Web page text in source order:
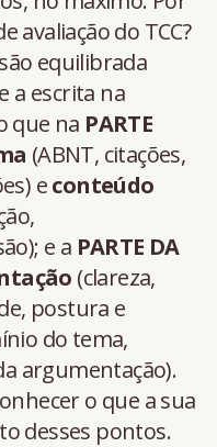
avaliação do TCC?
equilibrada
a escrita na
que na PARTE
(ABNT, citações,
econteúdo
e a PARTE DA
(clareza,
postura e
do tema,
argumentação).
o que a sua
desses pontos.